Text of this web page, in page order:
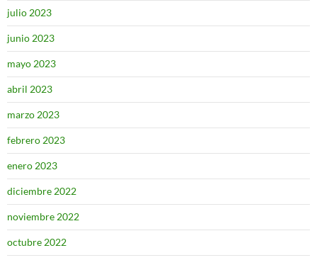
julio 2023
junio 2023
mayo 2023
abril 2023
marzo 2023
febrero 2023
enero 2023
diciembre 2022
noviembre 2022
octubre 2022